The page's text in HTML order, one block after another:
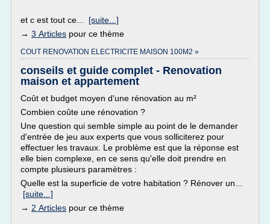
et c est tout ce... [suite...]
→ 3 Articles pour ce thème
COUT RENOVATION ELECTRICITE MAISON 100M2 »
conseils et guide complet - Renovation
maison et appartement
Coût et budget moyen d'une rénovation au m²
Combien coûte une rénovation ?
Une question qui semble simple au point de le demander
d'entrée de jeu aux experts que vous solliciterez pour
effectuer les travaux. Le problème est que la réponse est
elle bien complexe, en ce sens qu'elle doit prendre en
compte plusieurs paramètres :
Quelle est la superficie de votre habitation ? Rénover un...
[suite...]
→ 2 Articles pour ce thème